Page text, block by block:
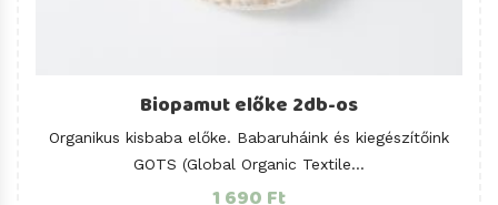
Biopamut előke 2db-os
Organikus kisbaba előke. Babaruháink és kiegészítőink
GOTS (Global Organic Textile...
1 690 Ft